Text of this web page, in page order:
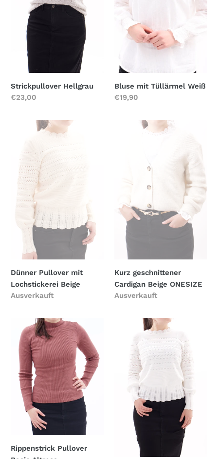
Strickpullover Hellgrau
Normaler
€23,00
Bluse mit Tüllärmel Weiß
Normaler
€19,90
Dünner
Lochstickerei
Beige
Dünner Pullover mit
Lochstickerei Beige
Normaler
Ausverkauft
geschnittener
Kurz geschnittener
Cardigan Beige ONESIZE
Normaler
Ausverkauft
Rippenstrick
Pullover
Basic
Altrosa
Rippenstrick Pullover
Lochstickerei